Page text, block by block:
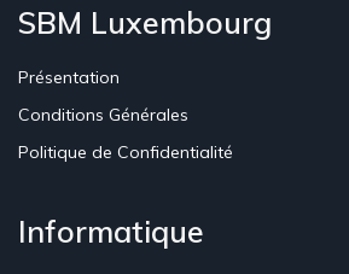
SBM Luxembourg
Présentation
Conditions Générales
Politique de Confidentialité
Informatique